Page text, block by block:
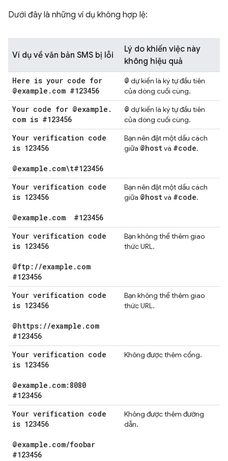
Dưới đây là những ví dụ không hợp lệ:
Ví dụ về văn bản SMS bị lỗi
Lý do khiến việc này
không hiệu quả
Here is your code for
@example . com #123456
@ dự kiến là ký tự đầu tiên
của dòng cuối cùng.
Your code for @example .
com is #123456
@ dự kiến là ký tự đầu tiên
của dòng cuối cùng.
Your verification code
is 123456
@example . com\t#123456
Bạn nên đặt một dấu cách
giữa @hostvà #code.
Your verification code
is 123456
@example . com #123456
Bạn nên đặt một dấu cách
giữa @hostvà #code.
Your verification code
is 123456
@ftp: //example . com
#123456
Bạn không thể thêm giao
thức URL.
Your verification code
is 123456
@https: //example . com
#123456
Bạn không thể thêm giao
thức URL.
Your verification code
is 123456
@example . com:8080
#123456
Không được thêm cổng.
Your verification code
is 123456
@example . com/foobar
#123456
Không được thêm đường
dẫn.